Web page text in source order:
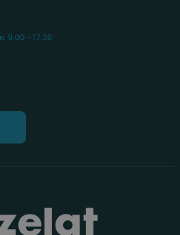
9:00 - 17:30